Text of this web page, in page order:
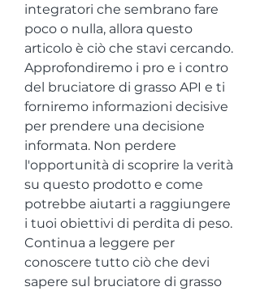
integratori che sembrano fare
poco o nulla, allora questo
articolo è ciò che stavi cercando.
Approfondiremo i pro e i contro
del bruciatore di grasso API e ti
forniremo informazioni decisive
per prendere una decisione
informata. Non perdere
l'opportunità di scoprire la verità
su questo prodotto e come
potrebbe aiutarti a raggiungere
i tuoi obiettivi di perdita di peso.
Continua a leggere per
conoscere tutto ciò che devi
sapere sul bruciatore di grasso